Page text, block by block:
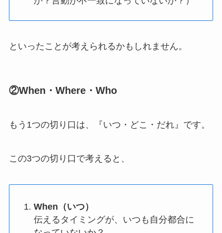
といったことが考えられるかもしれません。
②When・Where・Who
もう1つの切り口は、『いつ・どこ・だれ』です。
この3つの切り口で考えると、
When（いつ）
伝えるタイミングが、いつも自分都合に